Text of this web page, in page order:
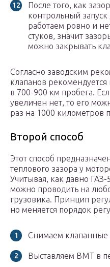
После того, как
контрольный запуск
работаем ровно и
стуков, значит
можно закрывать
Согласно заводским
клапанов
в 700-900 км пробега.
увеличен нет, то его
раз на 1000 километров
Второй способ
Этот способ
теплового зазора у
Учитывая, как давно ГАЗ-
можно проводить на
грузовика. Принцип
но меняется порядок
Снимаем
Выставляем ВМТ в